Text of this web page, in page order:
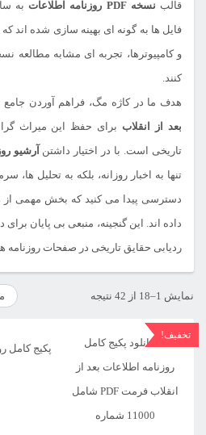
قالب نسخه PDF روزنامه اطلاعات
به
فایل ها به گونه ای بهینه سازی شده اند
و کامپیوترها، تجربه ای مشابه مطالعه
کنند.
هدف ما در کاژه مگ، فراهم آوردن جامع
بعد از انقلاب برای حفظ این میراث
تاریخی است. با در اختیار داشتن آرشیو
تنها به اخبار روزانه، بلکه به تحلیل ها،
دسترسی پیدا می کنید که بخش مهمی از
داده اند. این گنجینه، منبعی بی پایان
ردیابی حقایق تاریخی در صفحات روزنامه
نمایش 1–18 از 42 نتیجه
اساس
جدیدترین
تخفیف!
پکیج کامل